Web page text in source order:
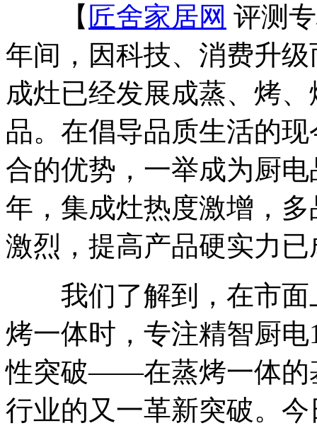
【 匠舍家居网 评测
年间，因科技、消费升
成灶已经发展成蒸、烤
品。在倡导品质生活的
合的优势，一举成为厨
年，集成灶热度激增，
激烈，提高产品硬实力
我们了解到，在市面
烤一体时，专注精智厨
性突破——在蒸烤一体的
行业的又一革新突破。